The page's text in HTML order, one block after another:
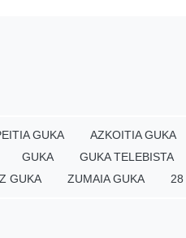
GUKA AZKOITIA GUKA
GUKA
GUKA TELEBISTA
GUKA
ZUMAIA GUKA 28